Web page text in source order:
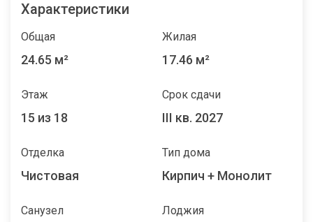
Характеристики
Общая
24.65 м²
Жилая
17.46 м²
Этаж
15 из 18
Срок сдачи
III кв. 2027
Отделка
Чистовая
Тип дома
Кирпич + Монолит
Санузел Лоджия